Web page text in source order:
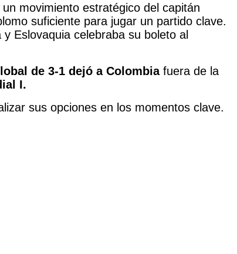
movimiento estratégico del capitán
suficiente para jugar un partido clave.
Eslovaquia celebraba su boleto al
de 3-1 dejó a Colombiafuera de la
I.
sus opciones en los momentos clave.